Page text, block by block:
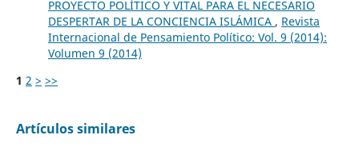
PROYECTO POLÍTICO Y VITAL PARA EL NECESARIO
DESPERTAR DE LA CONCIENCIA ISLÁMICA , Revista
Internacional de Pensamiento Político: Vol. 9 (2014):
Volumen 9 (2014)
1 2 > >>
Artículos similares